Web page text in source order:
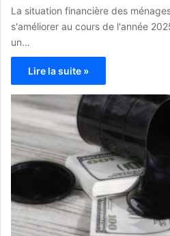
La situation financière des
s'améliorer au cours de l'année
un…
Lire la suite »